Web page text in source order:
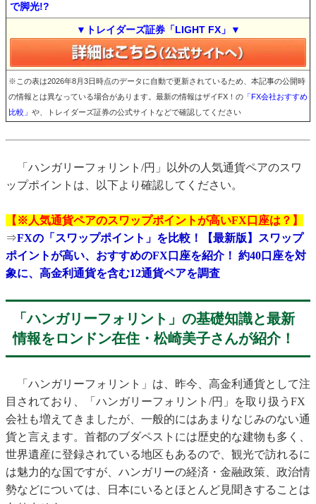
で脚光!?
▼トレイダーズ証券「LIGHT FX」▼
※この表は2026年8月3日時点のデータに自動で更新されているため、本記事の公開時
の情報とは異なっている場合があります。最新の情報はザイFX！の 「FX会社おすすめ
比較」 や、トレイダーズ証券の公式サイトなどで確認してください
「ハンガリーフォリント/円」以外の人気通貨ペアのスワ
ップポイントは、以下より確認してください。
【※人気通貨ペアのスワップポイントが高いFX口座は？】
⇒FXの「スワップポイント」を比較！【最新版】スワップ
ポイントが高い、おすすめのFX口座を紹介！ 約40口座を対
象に、高金利通貨を含む12通貨ペアを調査
「ハンガリーフォリント」の基礎知識と最新
情報をロンドン在住・松崎美子さんが紹介！
「ハンガリーフォリント」は、昨今、高金利通貨として注
目されており、「ハンガリーフォリント/円」を取り扱うFX
会社も増えてきましたが、一般的にはあまりなじみのない通
貨と言えます。首都のブダペストには歴史的な建物も多く、
世界遺産に登録されている地区もあるので、観光で訪れるに
は魅力的な国ですが、ハンガリーの経済・金融政策、政治情
勢などについては、日本にいるとほとんど見聞きすることは